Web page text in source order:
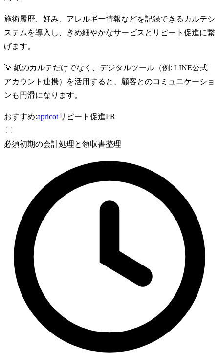
施術履歴、好み、アレルギー情報などを記録できるカルテシ
ステムを導入し、きめ細やかなサービスとリピート促進に繋
げます。
💡 紙のカルテだけでなく、デジタルツール（例: LINE公式
アカウント連携）を活用すると、顧客とのコミュニケーショ
ンも円滑になります。
おすすめ:apricot リピート促進PR
必須初期の会計処理と領収書整理